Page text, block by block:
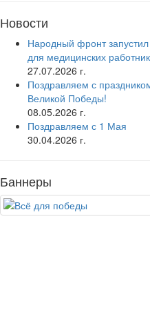
Новости
Народный фронт
для медицинских
27.07.2026 г.
Поздравляем с
Великой Победы!
08.05.2026 г.
Поздравляем с 1 Мая
30.04.2026 г.
Баннеры